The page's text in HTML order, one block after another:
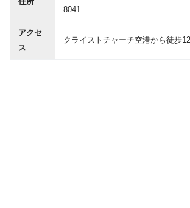
8041
アクセ
ス
クライストチャーチ空港から徒歩